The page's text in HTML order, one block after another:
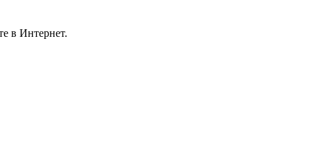
в Интернет.